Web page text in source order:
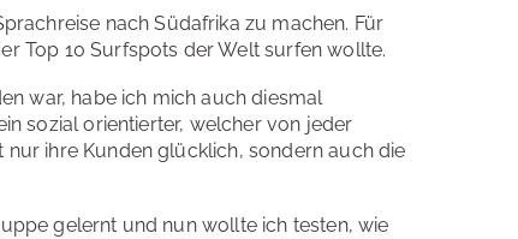
nach Südafrika zu machen. Für
Top 10 Surfspots der Welt surfen wollte.
war, habe ich mich auch diesmal
sozial orientierter, welcher von jeder
nur ihre Kunden glücklich, sondern auch die
gelernt und nun wollte ich testen, wie